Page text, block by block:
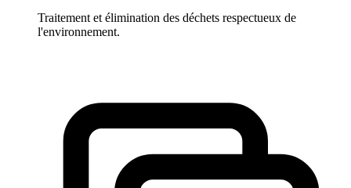
Traitement et élimination des déchets respectueux de
l'environnement.